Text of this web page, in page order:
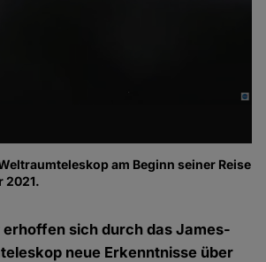
am Beginn seiner Reise
2021.
sich durch das James-
neue Erkenntnisse über